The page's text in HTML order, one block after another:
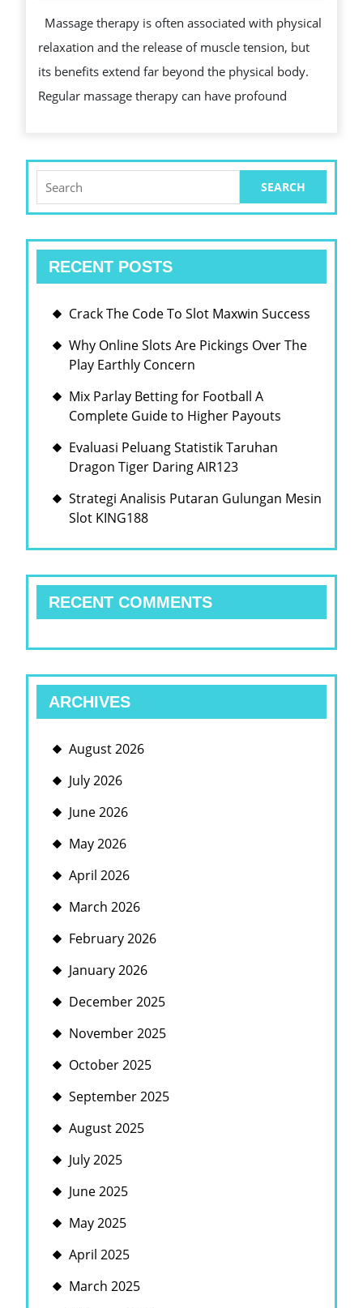
OF
REGULAR
MORAN
Massage therapy is often associated with physical
relaxation and the release of muscle tension, but
its benefits extend far beyond the physical body.
Regular massage therapy can have profound
for:
RECENT POSTS
Crack The Code To Slot Maxwin Success
Why Online Slots Are Pickings Over The
Play Earthly Concern
Mix Parlay Betting for Football A
Complete Guide to Higher Payouts
Evaluasi Peluang Statistik Taruhan
Dragon Tiger Daring AIR123
Strategi Analisis Putaran Gulungan Mesin
Slot KING188
RECENT COMMENTS
ARCHIVES
August 2026
July 2026
June 2026
May 2026
April 2026
March 2026
February 2026
January 2026
December 2025
November 2025
October 2025
September 2025
August 2025
July 2025
June 2025
May 2025
April 2025
March 2025